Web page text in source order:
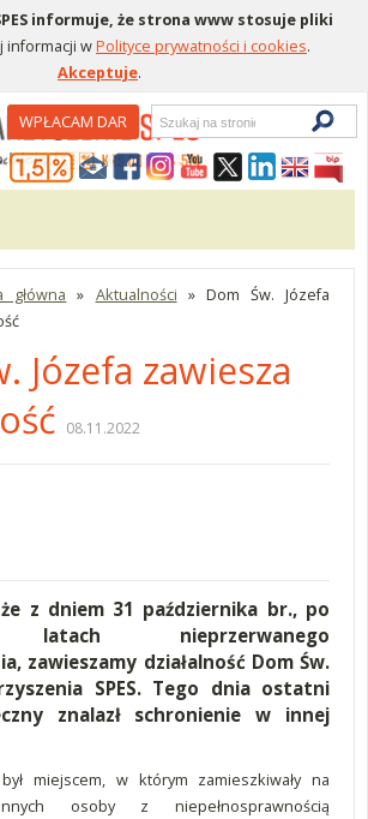
informuje, że strona www stosuje pliki
informacji wPolityce prywatności i cookies.
Akceptuje.
WPŁACAM DAR
Wyszukiwarka
główna » Aktualności » Dom Św. Józefa
Józefa zawiesza
08.11.2022
z dniem 31 października br., po
latach nieprzerwanego
zawieszamy działalność Dom Św.
SPES. Tego dnia ostatni
znalazł schronienie w innej
był miejscem, w którym zamieszkiwały na
osoby z niepełnosprawnością